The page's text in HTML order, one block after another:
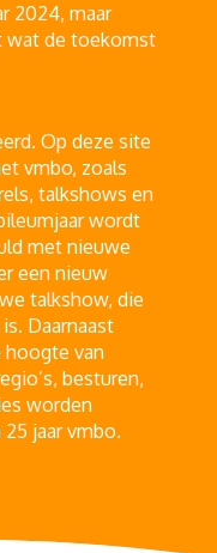
2024, maar
wat de toekomst
Op deze site
vmbo, zoals
talkshows en
wordt
met nieuwe
een nieuw
talkshow, die
Daarnaast
hoogte van
besturen,
worden
jaar vmbo.